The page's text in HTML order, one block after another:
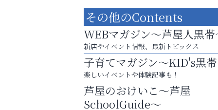
庭のお手入れから遺品整理まで
ちょっとしたお困りごともOK!
トレファク出張買取
その他のContents
WEBマガジン～芦屋人黒帯
新店やイベント情報、最新トピックス
子育てマガジン～KID's黒
楽しいイベントや体験記事も！
芦屋のおけいこ～芦屋
SchoolGuide～